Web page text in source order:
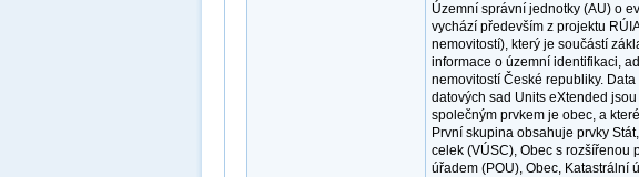
Územní správní jednotky (AU) o
vychází především z projektu
nemovitostí), který je součástí
informace o územní identifikaci,
nemovitostí České republiky.
datových sad Units eXtended
společným prvkem je obec, a
První skupina obsahuje prvky
celek (VÚSC), Obec s rozšířenou
úřadem (POU), Obec, Katastrální